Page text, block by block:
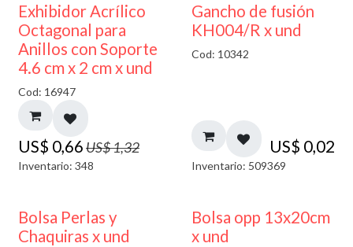
50% DESCUENTO
Exhibidor Acrílico
Octagonal para
Anillos con Soporte
4.6 cm x 2 cm x und
Cod: 16947
US$ 0,66US$1,32
Inventario: 348
Gancho de fusión
KH004/R x und
Cod: 10342
US$ 0,02
Inventario: 509369
Bolsa Perlas y
Chaquiras x und
Bolsa opp 13x20cm
x und